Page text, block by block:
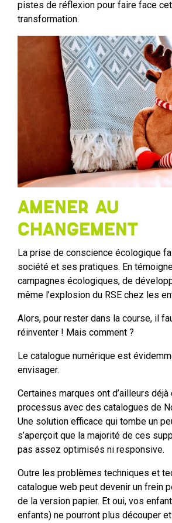
pistes de réflexion pour faire face
transformation.
Amener au
changement
La prise de conscience écologique
société et ses pratiques. En
campagnes écologiques, de
même l’explosion du RSE chez les
Alors, pour rester dans la course, il
réinventer ! Mais comment ?
Le catalogue numérique est
envisager.
Certaines marques ont d’ailleurs
processus avec des catalogues de
Une solution efficace qui tombe un
s’aperçoit que la majorité de ces
pas assez optimisés ni responsive.
Outre les problèmes techniques et
catalogue web peut devenir un frein
de la version papier. Et oui, vos
enfants) ne pourront plus découper